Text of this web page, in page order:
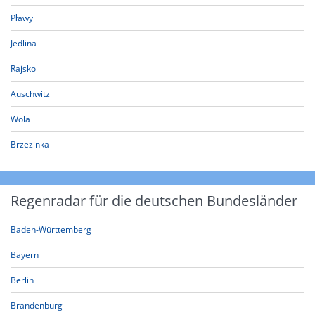
Pławy
Jedlina
Rajsko
Auschwitz
Wola
Brzezinka
Regenradar für die deutschen Bundesländer
Baden-Württemberg
Bayern
Berlin
Brandenburg